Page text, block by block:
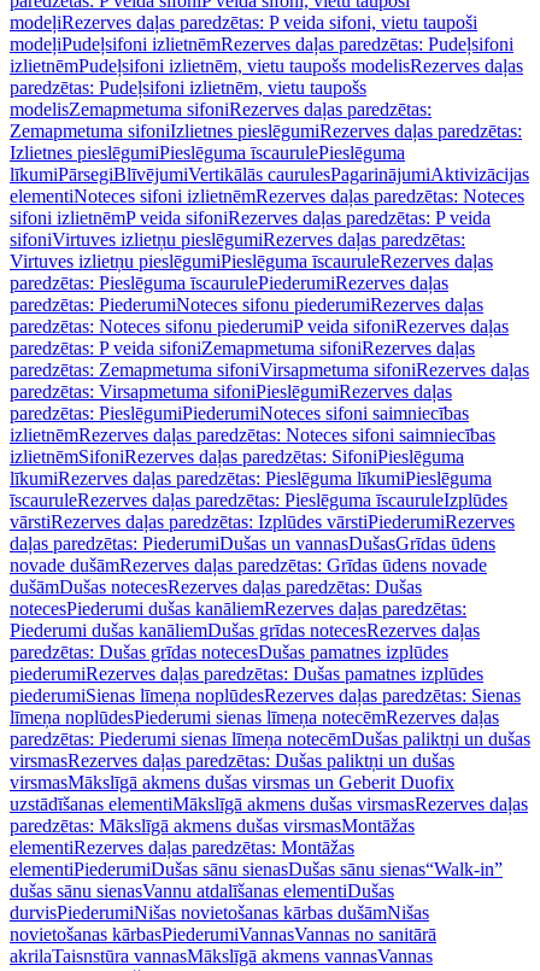
modeļiRezerves daļas paredzētas: P veida sifoni, vietu taupoši
modeļiPudeļsifoni izlietnēmRezerves daļas paredzētas: Pudeļsifoni
izlietnēmPudeļsifoni izlietnēm, vietu taupošs modelisRezerves daļas
paredzētas: Pudeļsifoni izlietnēm, vietu taupošs
modelisZemapmetuma sifoniRezerves daļas paredzētas:
Zemapmetuma sifoniIzlietnes pieslēgumiRezerves daļas paredzētas:
Izlietnes pieslēgumiPieslēguma īscaurulePieslēguma
līkumiPārsegiBlīvējumiVertikālās caurulesPagarinājumiAktivizācijas
elementiNoteces sifoni izlietnēmRezerves daļas paredzētas: Noteces
sifoni izlietnēmP veida sifoniRezerves daļas paredzētas: P veida
sifoniVirtuves izlietņu pieslēgumiRezerves daļas paredzētas:
Virtuves izlietņu pieslēgumiPieslēguma īscauruleRezerves daļas
paredzētas: Pieslēguma īscaurulePiederumiRezerves daļas
paredzētas: PiederumiNoteces sifonu piederumiRezerves daļas
paredzētas: Noteces sifonu piederumiP veida sifoniRezerves daļas
paredzētas: P veida sifoniZemapmetuma sifoniRezerves daļas
paredzētas: Zemapmetuma sifoniVirsapmetuma sifoniRezerves daļas
paredzētas: Virsapmetuma sifoniPieslēgumiRezerves daļas
paredzētas: PieslēgumiPiederumiNoteces sifoni saimniecības
izlietnēmRezerves daļas paredzētas: Noteces sifoni saimniecības
izlietnēmSifoniRezerves daļas paredzētas: SifoniPieslēguma
līkumiRezerves daļas paredzētas: Pieslēguma līkumiPieslēguma
īscauruleRezerves daļas paredzētas: Pieslēguma īscauruleIzplūdes
vārstiRezerves daļas paredzētas: Izplūdes vārstiPiederumiRezerves
daļas paredzētas: PiederumiDušas un vannasDušasGrīdas ūdens
novade dušāmRezerves daļas paredzētas: Grīdas ūdens novade
dušāmDušas notecesRezerves daļas paredzētas: Dušas
notecesPiederumi dušas kanāliemRezerves daļas paredzētas:
Piederumi dušas kanāliemDušas grīdas notecesRezerves daļas
paredzētas: Dušas grīdas notecesDušas pamatnes izplūdes
piederumiRezerves daļas paredzētas: Dušas pamatnes izplūdes
piederumiSienas līmeņa noplūdesRezerves daļas paredzētas: Sienas
līmeņa noplūdesPiederumi sienas līmeņa notecēmRezerves daļas
paredzētas: Piederumi sienas līmeņa notecēmDušas paliktņi un dušas
virsmasRezerves daļas paredzētas: Dušas paliktņi un dušas
virsmasMākslīgā akmens dušas virsmas un Geberit Duofix
uzstādīšanas elementiMākslīgā akmens dušas virsmasRezerves daļas
paredzētas: Mākslīgā akmens dušas virsmasMontāžas
elementiRezerves daļas paredzētas: Montāžas
elementiPiederumiDušas sānu sienasDušas sānu sienas“Walk-in”
dušas sānu sienasVannu atdalīšanas elementiDušas
durvisPiederumiNišas novietošanas kārbas dušāmNišas
novietošanas kārbasPiederumiVannasVannas no sanitārā
akrilaTaisnstūra vannasMākslīgā akmens vannasVannas